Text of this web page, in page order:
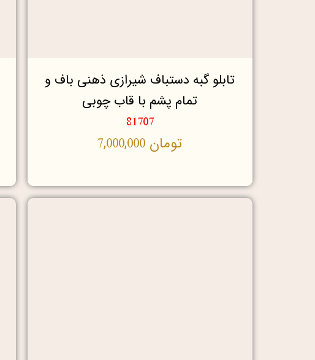
تابلو گبه دستباف شیرازی ذهنی باف و
تمام پشم با قاب چوبی
81707
تومان